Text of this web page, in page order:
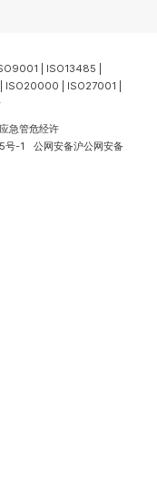
| ISO13485 |
| ISO27001 |
急管危经许
号-1
公网安备沪公网安备